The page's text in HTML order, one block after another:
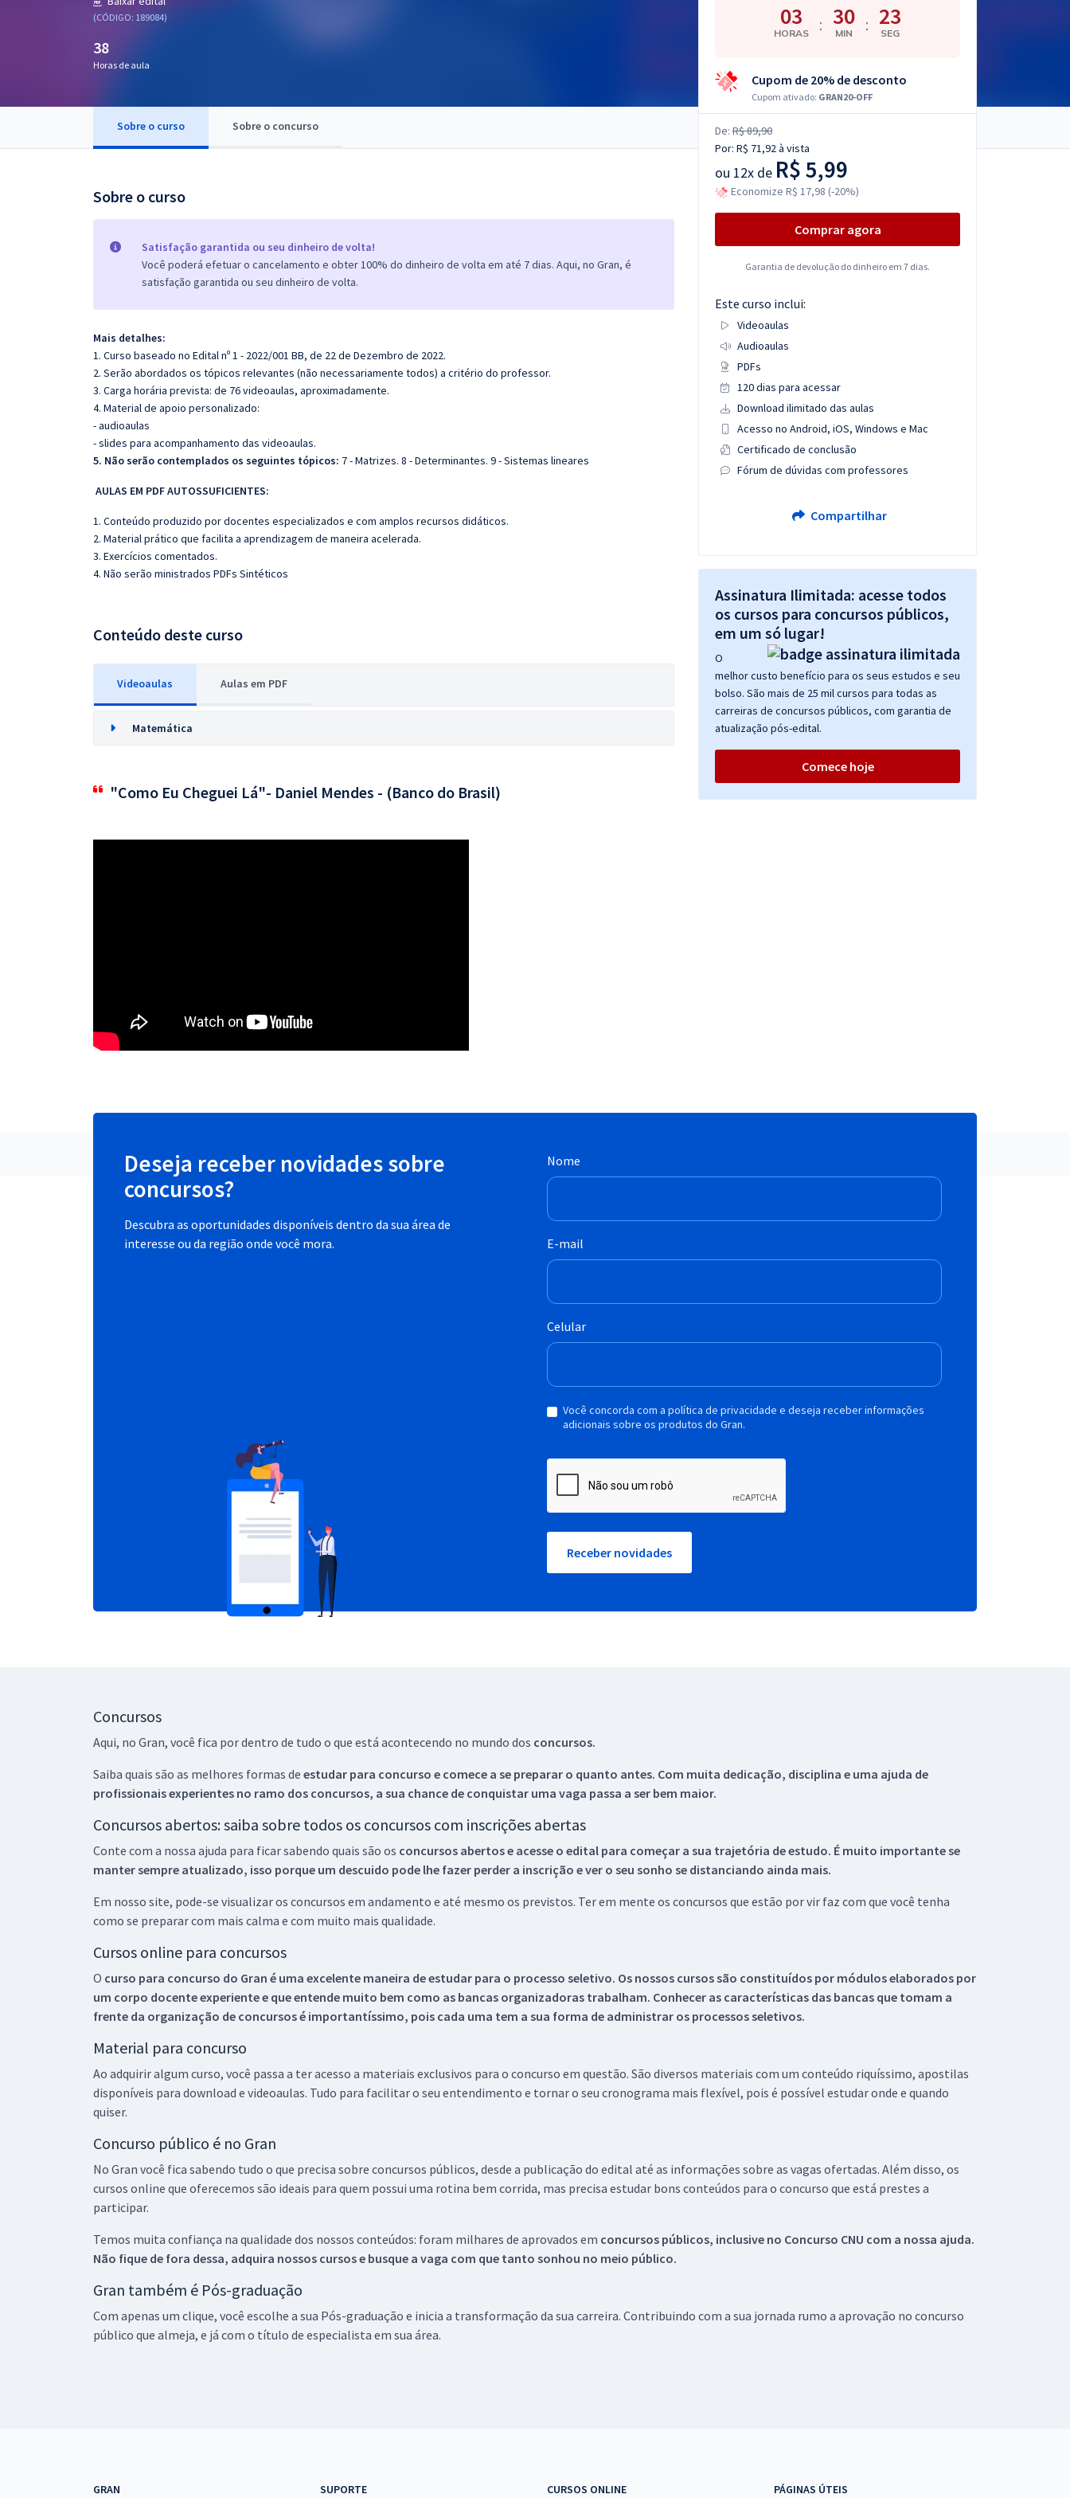
Conteúdo gratuito
(CÓDIGO: 189084)
38
Horas de aula
Sobre o curso Sobre o concurso
Sobre o curso
Satisfação garantida ou seu dinheiro de volta!
Você poderá efetuar o cancelamento e obter 100% do dinheiro de volta em até 7 dias. Aqui, no Gran, é
satisfação garantida ou seu dinheiro de volta.
Mais detalhes:
1. Curso baseado no Edital nº 1 - 2022/001 BB, de 22 de Dezembro de 2022.
2. Serão abordados os tópicos relevantes (não necessariamente todos) a critério do professor.
3. Carga horária prevista: de 76 videoaulas, aproximadamente.
4. Material de apoio personalizado:
- audioaulas
- slides para acompanhamento das videoaulas.
5. Não serão contemplados os seguintes tópicos: 7 - Matrizes. 8 - Determinantes. 9 - Sistemas lineares
AULAS EM PDF AUTOSSUFICIENTES:
1. Conteúdo produzido por docentes especializados e com amplos recursos didáticos.
2. Material prático que facilita a aprendizagem de maneira acelerada.
3. Exercícios comentados.
4. Não serão ministrados PDFs Sintéticos
Conteúdo deste curso
Videoaulas Aulas em PDF
Matemática
"Como Eu Cheguei Lá"- Daniel Mendes - (Banco do Brasil)
03
HORAS : 30
MIN : 22
SEG
Cupom de 20% de desconto
Cupom ativado: GRAN20-OFF
De: R$ 89,90
Por: R$ 71,92à vista
ou 12x de R$ 5,99
Economize R$ 17,98 (-20%)
Comprar agora
Garantia de devolução do dinheiro em 7 dias.
Este curso inclui:
Videoaulas
Audioaulas
PDFs
120 dias para acessar
Download ilimitado das aulas
Acesso no Android, iOS, Windows e Mac
Certificado de conclusão
Fórum de dúvidas com professores
Compartilhar
Assinatura Ilimitada: acesse todos
os cursos para concursos públicos,
em um só lugar!
O
melhor custo benefício para os seus estudos e seu
bolso. São mais de 25 mil cursos para todas as
carreiras de concursos públicos, com garantia de
atualização pós-edital.
Comece hoje
Deseja receber novidades sobre
concursos?
Descubra as oportunidades disponíveis dentro da sua área de
interesse ou da região onde você mora.
Nome
E-mail
Celular
Você concorda com a política de privacidade e deseja receber informações
adicionais sobre os produtos do Gran.
Receber novidades
Concursos
Aqui, no Gran, você fica por dentro de tudo o que está acontecendo no mundo dos concursos.
Saiba quais são as melhores formas de estudar para concurso e comece a se preparar o quanto antes. Com muita dedicação, disciplina e uma ajuda de
profissionais experientes no ramo dos concursos, a sua chance de conquistar uma vaga passa a ser bem maior.
Concursos abertos: saiba sobre todos os concursos com inscrições abertas
Conte com a nossa ajuda para ficar sabendo quais são os concursos abertos e acesse o edital para começar a sua trajetória de estudo. É muito importante se
manter sempre atualizado, isso porque um descuido pode lhe fazer perder a inscrição e ver o seu sonho se distanciando ainda mais.
Em nosso site, pode-se visualizar os concursos em andamento e até mesmo os previstos. Ter em mente os concursos que estão por vir faz com que você tenha
como se preparar com mais calma e com muito mais qualidade.
Cursos online para concursos
O curso para concurso do Gran é uma excelente maneira de estudar para o processo seletivo. Os nossos cursos são constituídos por módulos elaborados por
um corpo docente experiente e que entende muito bem como as bancas organizadoras trabalham. Conhecer as características das bancas que tomam a
frente da organização de concursos é importantíssimo, pois cada uma tem a sua forma de administrar os processos seletivos.
Material para concurso
Ao adquirir algum curso, você passa a ter acesso a materiais exclusivos para o concurso em questão. São diversos materiais com um conteúdo riquíssimo, apostilas
disponíveis para download e videoaulas. Tudo para facilitar o seu entendimento e tornar o seu cronograma mais flexível, pois é possível estudar onde e quando
quiser.
Concurso público é no Gran
No Gran você fica sabendo tudo o que precisa sobre concursos públicos, desde a publicação do edital até as informações sobre as vagas ofertadas. Além disso, os
cursos online que oferecemos são ideais para quem possui uma rotina bem corrida, mas precisa estudar bons conteúdos para o concurso que está prestes a
participar.
Temos muita confiança na qualidade dos nossos conteúdos: foram milhares de aprovados em concursos públicos, inclusive no Concurso CNU com a nossa ajuda.
Não fique de fora dessa, adquira nossos cursos e busque a vaga com que tanto sonhou no meio público.
Gran também é Pós-graduação
Com apenas um clique, você escolhe a sua Pós-graduação e inicia a transformação da sua carreira. Contribuindo com a sua jornada rumo a aprovação no concurso
público que almeja, e já com o título de especialista em sua área.
GRAN SUPORTE CURSOS ONLINE PÁGINAS ÚTEIS